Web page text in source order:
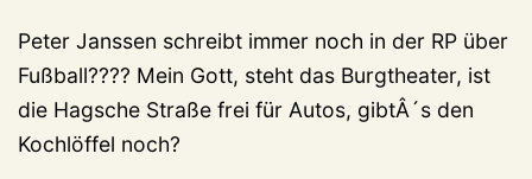
Peter Janssen schreibt immer noch in der RP über
Fußball???? Mein Gott, steht das Burgtheater, ist
die Hagsche Straße frei für Autos, gibtÂ´s den
Kochlöffel noch?